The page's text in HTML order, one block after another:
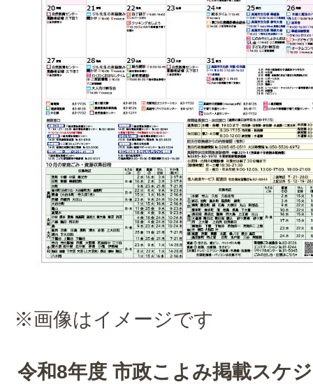
※画像はイメージです
令和8年度 市政こよみ掲載スケ